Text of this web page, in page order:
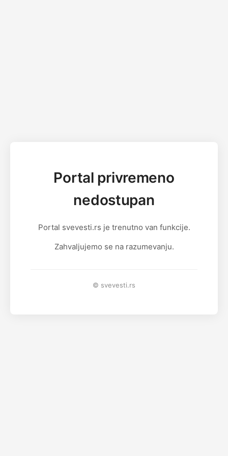
Portal privremeno
nedostupan
Portal svevesti.rs je trenutno van funkcije.
Zahvaljujemo se na razumevanju.
© svevesti.rs